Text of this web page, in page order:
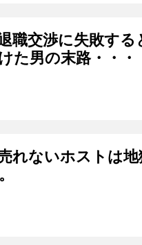
退職交渉に失敗す
た男の末路・・・
売れないホストは